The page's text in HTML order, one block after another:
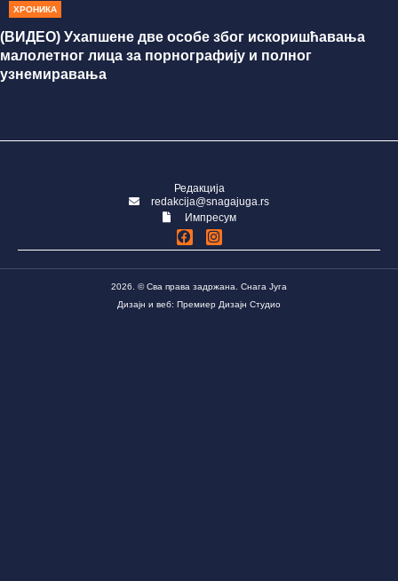
ХРОНИКА
(ВИДЕО) Ухапшене две особе због искоришћавања
малолетног лица за порнографију и полног
узнемиравања
Редакција
redakcija@snagajuga.rs
Импресум
2026. © Сва права задржана. Снага Југа
Дизајн и веб: Премиер Дизајн Студио